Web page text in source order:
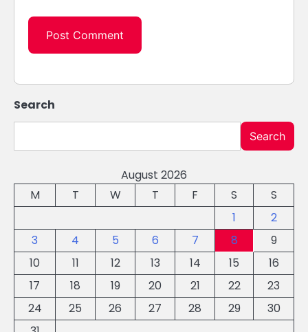
Search
Search
August 2026
M
T W T F S
S
1
2
3
4 5 6 7 8
9
10
11 12 13 14 15
16
17
18 19 20 21 22
23
24
25 26 27 28 29
30